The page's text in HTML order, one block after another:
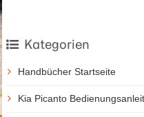
Kategorien
Handbücher Startseite
Kia Picanto